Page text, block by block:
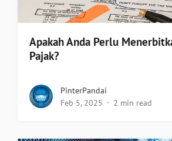
Apakah Anda Perlu
Pajak?
PinterPandai
Feb 5, 2025
2 min read